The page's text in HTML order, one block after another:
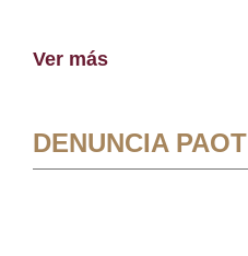
Ver más
DENUNCIA PAOT